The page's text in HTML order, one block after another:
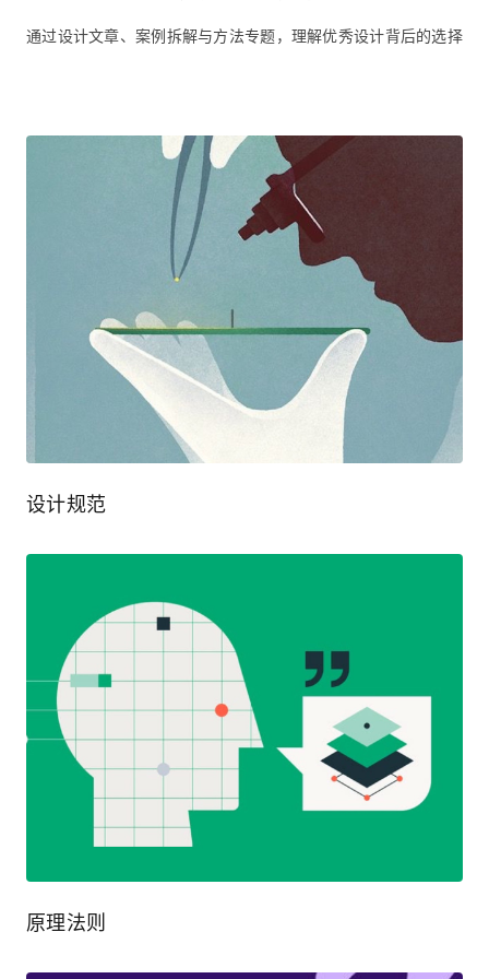
通过设计文章、案例拆解与方法专题，理解优秀设计背后的选择
设计规范
原理法则